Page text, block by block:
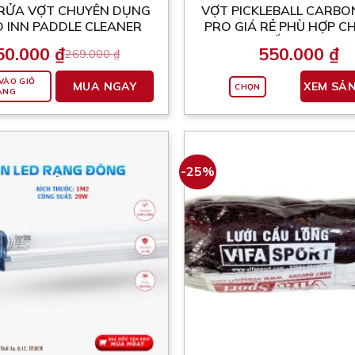
VỢT CHUYÊN DỤNG
INN PADDLE CLEANER
269.000₫
Giá
gốc
269.000 ₫.
₫
Giá
hiện
250.000 ₫.
GIỎ
MUA NGAY
VỢT PICKLEBALL
PRO GIÁ RẺ PHÙ HỢP
550.000 ₫
CHỌN XEM
-25%